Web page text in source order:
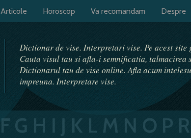
Articole Horoscop Va recomandam Despre
Dictionar de vise. Interpretari vise. Pe acest
Cauta visul tau si afla-i semnificatia, talmacirea
Dictionarul tau de vise online. Afla acum
impreuna. Interpretare vise.
F G H I J K L M N O P R